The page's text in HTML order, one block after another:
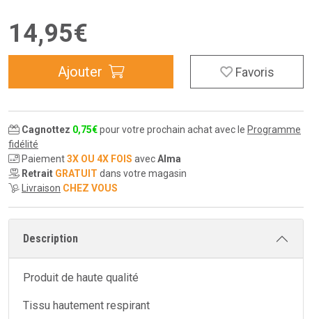
14,95€
Ajouter Favoris
Cagnottez 0,75€pour votre prochain achat avec le Programme
fidélité
Paiement3X OU 4X FOIS avecAlma
Retrait GRATUIT dans votre magasin
Livraison CHEZ VOUS
Description
Produit de haute qualité
Tissu hautement respirant